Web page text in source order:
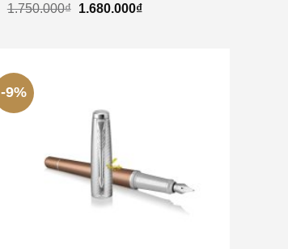
1.750.000₫ 1.680.000₫
-9%